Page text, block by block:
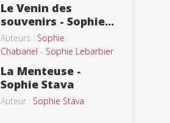
Le Venin des
souvenirs - Sophie...
Auteurs : Sophie
Chabanel - Sophie Lebarbier
La Menteuse -
Sophie Stava
Auteur : Sophie Stava